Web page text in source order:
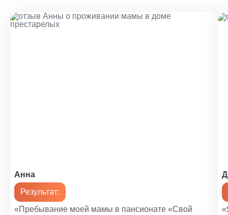
Анна
Результат:
«Пребывание моей мамы в пансионате «Свой